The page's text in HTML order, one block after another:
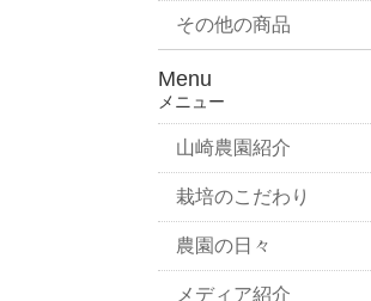
その他の商品
Menu
メニュー
山崎農園紹介
栽培のこだわり
農園の日々
メディア紹介